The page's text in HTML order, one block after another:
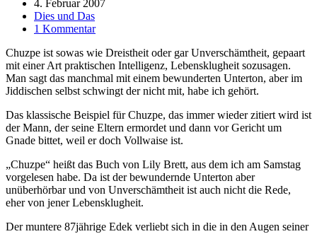
4. Februar 2007
Dies und Das
1 Kommentar
Chuzpe ist sowas wie Dreistheit oder gar Unverschämtheit, gepaart
mit einer Art praktischen Intelligenz, Lebensklugheit sozusagen.
Man sagt das manchmal mit einem bewunderten Unterton, aber im
Jiddischen selbst schwingt der nicht mit, habe ich gehört.
Das klassische Beispiel für Chuzpe, das immer wieder zitiert wird ist
der Mann, der seine Eltern ermordet und dann vor Gericht um
Gnade bittet, weil er doch Vollwaise ist.
„Chuzpe“ heißt das Buch von Lily Brett, aus dem ich am Samstag
vorgelesen habe. Da ist der bewundernde Unterton aber
unüberhörbar und von Unverschämtheit ist auch nicht die Rede,
eher von jener Lebensklugheit.
Der muntere 87jährige Edek verliebt sich in die in den Augen seiner